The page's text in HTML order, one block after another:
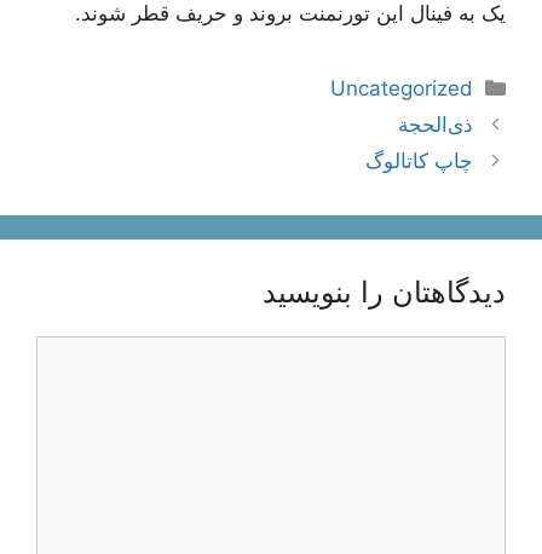
یک به فینال این تورنمنت بروند و حریف قطر شوند.
دسته‌ها
Uncategorized
ناوبری
نوشته‌ها
ذی‌الحجة
چاپ کاتالوگ
دیدگاهتان را بنویسید